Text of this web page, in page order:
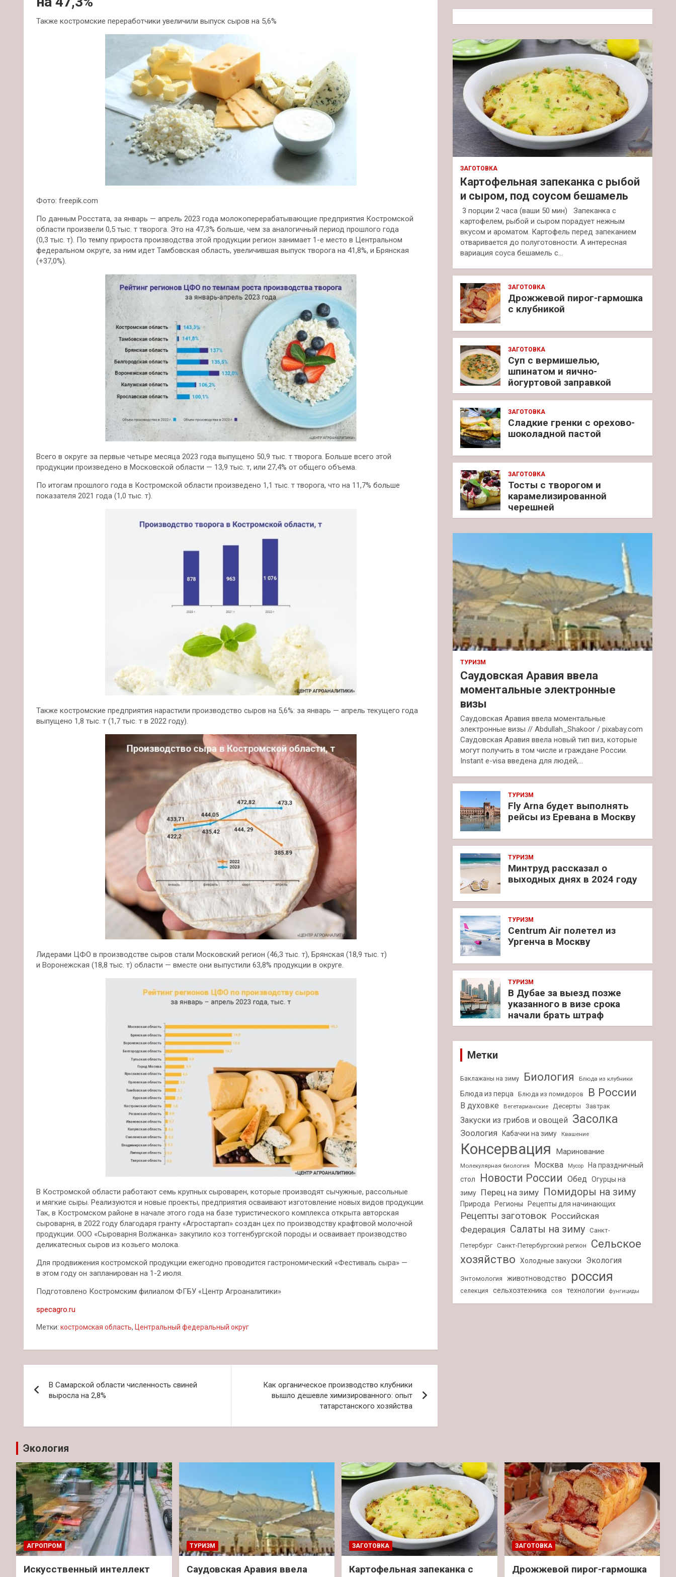
Также костромские переработчики увеличили выпуск сыров на 5,6%
Фото: freepik.com
По данным Росстата, за январь — апрель 2023 года молокоперерабатывающие предприятия Костромской
области произвели 0,5 тыс. т творога. Это на 47,3% больше, чем за аналогичный период прошлого года
(0,3 тыс. т). По темпу прироста производства этой продукции регион занимает 1-е место в Центральном
федеральном округе, за ним идет Тамбовская область, увеличившая выпуск творога на 41,8%, и Брянская
(+37,0%).
Всего в округе за первые четыре месяца 2023 года выпущено 50,9 тыс. т творога. Больше всего этой
продукции произведено в Московской области — 13,9 тыс. т, или 27,4% от общего объема.
По итогам прошлого года в Костромской области произведено 1,1 тыс. т творога, что на 11,7% больше
показателя 2021 года (1,0 тыс. т).
Также костромские предприятия нарастили производство сыров на 5,6%: за январь — апрель текущего года
выпущено 1,8 тыс. т (1,7 тыс. т в 2022 году).
Лидерами ЦФО в производстве сыров стали Московский регион (46,3 тыс. т), Брянская (18,9 тыс. т)
и Воронежская (18,8 тыс. т) области — вместе они выпустили 63,8% продукции в округе.
В Костромской области работают семь крупных сыроварен, которые производят сычужные, рассольные
и мягкие сыры. Реализуются и новые проекты, предприятия осваивают изготовление новых видов продукции.
Так, в Костромском районе в начале этого года на базе туристического комплекса открыта авторская
сыроварня, в 2022 году благодаря гранту «Агростартап» создан цех по производству крафтовой молочной
продукции. ООО «Сыроварня Волжанка» закупило коз тоггенбургской породы и осваивает производство
деликатесных сыров из козьего молока.
Для продвижения костромской продукции ежегодно проводится гастрономический «Фестиваль сыра» —
в этом году он запланирован на 1-2 июля.
Подготовлено Костромским филиалом ФГБУ «Центр Агроаналитики»
specagro.ru
Метки: костромская область, Центральный федеральный округ
по
В Самарской области численность свиней
выросла на 2,8%
Как органическое производство клубники
вышло дешевле химизированного: опыт
татарстанского хозяйства
к
ЗАГОТОВКА
Картофельная запеканка с рыбой
и сыром, под соусом бешамель
3 порции 2 часа (ваши 50 мин) Запеканка с
картофелем, рыбой и сыром порадует нежным
вкусом и ароматом. Картофель перед запеканием
отваривается до полуготовности. А интересная
вариация соуса бешамель с…
ЗАГОТОВКА
Дрожжевой пирог-гармошка
с клубникой
ЗАГОТОВКА
Суп с вермишелью,
шпинатом и яично-
йогуртовой заправкой
ЗАГОТОВКА
Сладкие гренки с орехово-
шоколадной пастой
ЗАГОТОВКА
Тосты с творогом и
карамелизированной
черешней
ТУРИЗМ
Саудовская Аравия ввела
моментальные электронные
визы
Саудовская Аравия ввела моментальные
электронные визы // Abdullah_Shakoor / pixabay.com
Саудовская Аравия ввела новый тип виз, которые
могут получить в том числе и граждане России.
Instant e-visa введена для людей,…
ТУРИЗМ
Fly Arna будет выполнять
рейсы из Еревана в Москву
ТУРИЗМ
Минтруд рассказал о
выходных днях в 2024 году
ТУРИЗМ
Centrum Air полетел из
Ургенча в Москву
ТУРИЗМ
В Дубае за выезд позже
указанного в визе срока
начали брать штраф
Метки
Баклажаны на зиму Биология Блюда из клубники
Блюда из перца Блюда из помидоров В России
В духовке Вегетарианские Десерты Завтрак
Закуски из грибов и овощей Засолка
Зоология Кабачки на зиму Квашение
Консервация Маринование
Молекулярная биология Москва Мусор
На праздничный
стол
Новости России Обед
Огурцы на
зиму
Перец на зиму Помидоры на зиму
Природа Регионы Рецепты для начинающих
Рецепты заготовок Российская
Федерация Салаты на зиму
Санкт-
Петербург Санкт-Петербургский регион
Сельское
хозяйство
Холодные закуски Экология
Энтомология животноводство россия
селекция сельхозтехника соя технологии фунгициды
Экология
АГРОПРОМ
Искусственный интеллект
ТУРИЗМ
Саудовская Аравия ввела
ЗАГОТОВКА
Картофельная запеканка с
ЗАГОТОВКА
Дрожжевой пирог-гармошка